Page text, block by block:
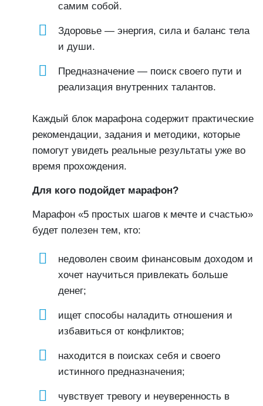
самим собой.
Здоровье — энергия, сила и баланс тела
и души.
Предназначение — поиск своего пути и
реализация внутренних талантов.
Каждый блок марафона содержит практические
рекомендации, задания и методики, которые
помогут увидеть реальные результаты уже во
время прохождения.
Для кого подойдет марафон?
Марафон «5 простых шагов к мечте и счастью»
будет полезен тем, кто:
недоволен своим финансовым доходом и
хочет научиться привлекать больше
денег;
ищет способы наладить отношения и
избавиться от конфликтов;
находится в поисках себя и своего
истинного предназначения;
чувствует тревогу и неуверенность в